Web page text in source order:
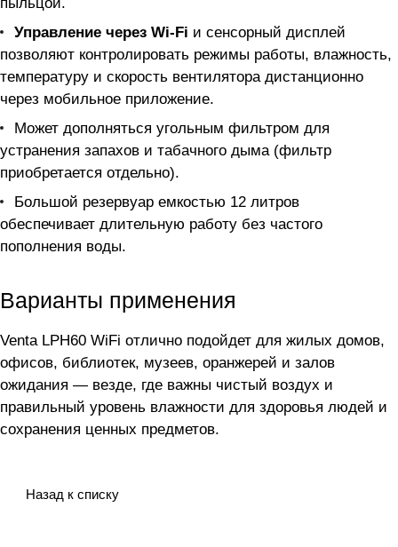
Управление через Wi-Fi и сенсорный дисплей
позволяют контролировать режимы работы, влажность,
температуру и скорость вентилятора дистанционно
через мобильное приложение.
Может дополняться угольным фильтром для
устранения запахов и табачного дыма (фильтр
приобретается отдельно).
Большой резервуар емкостью 12 литров
обеспечивает длительную работу без частого
пополнения воды.
Варианты применения
Venta LPH60 WiFi отлично подойдет для жилых домов,
офисов, библиотек, музеев, оранжерей и залов
ожидания — везде, где важны чистый воздух и
правильный уровень влажности для здоровья людей и
сохранения ценных предметов.
Назад к списку